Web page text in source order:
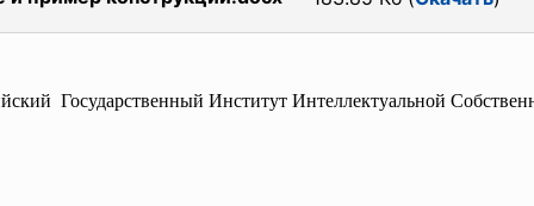
Государственный Институт Интеллектуальной